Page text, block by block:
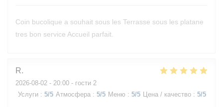
Coin bucolique a souhait sous les Terrasse sous les platane
tres bon service Accueil parfait.
R
2026-08-02 - 20:00 - гости 2
Услуги : 5/5 Атмосфера : 5/5 Меню : 5/5 Цена / качество : 5/5